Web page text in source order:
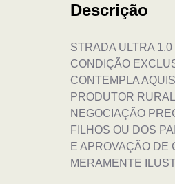
Descrição
STRADA ULTRA
CONDIÇÃO
CONTEMPLA
PRODUTOR
NEGOCIAÇÃO
FILHOS OU DOS
E APROVAÇÃO DE
MERAMENTE